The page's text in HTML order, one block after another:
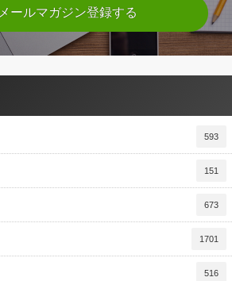
メールマガジン登録する
593
151
673
1701
516